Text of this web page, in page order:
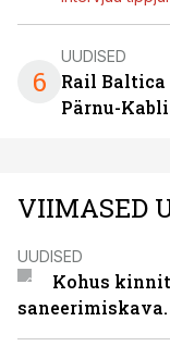
6
UUDISED
Rail
Pärnu-
VIIMASED
UUDISED
Kohus
saneerimiskava.